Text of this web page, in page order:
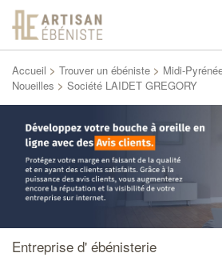
Accueil > Trouver un ébéniste > Midi-
Noueilles > Société LAIDET GREGORY
Entreprise d' ébénisterie